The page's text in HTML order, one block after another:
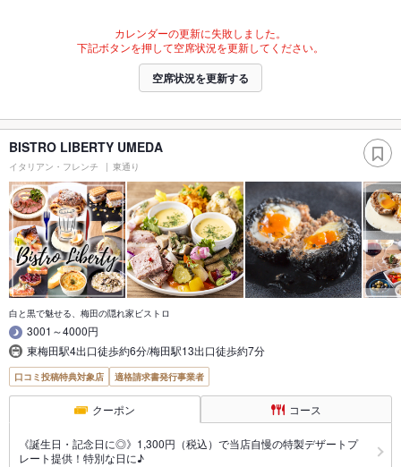
カレンダーの更新に失敗しました。
下記ボタンを押して空席状況を更新してください。
空席状況を更新する
BISTRO LIBERTY UMEDA
イタリアン・フレンチ 東通り
白と黒で魅せる、梅田の隠れ家ビストロ
3001～4000円
東梅田駅4出口徒歩約6分/梅田駅13出口徒歩約7分
口コミ投稿特典対象店 適格請求書発行事業者
クーポン コース
《誕生日・記念日に◎》1,300円（税込）で当店自慢の特製デザートプ
レート提供！特別な日に♪